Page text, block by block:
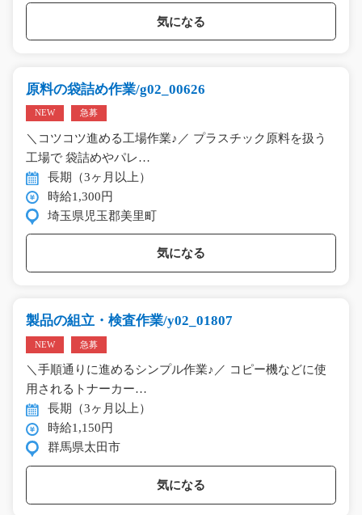
気になる
原料の袋詰め作業/g02_00626
NEW 急募
＼コツコツ進める工場作業♪／ プラスチック原料を扱う
工場で 袋詰めやパレ…
長期（3ヶ月以上）
時給1,300円
埼玉県児玉郡美里町
気になる
製品の組立・検査作業/y02_01807
NEW 急募
＼手順通りに進めるシンプル作業♪／ コピー機などに使
用されるトナーカー…
長期（3ヶ月以上）
時給1,150円
群馬県太田市
気になる